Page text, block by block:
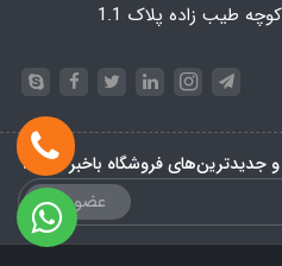
طیب زاده پلاک 1.1
جدیدترین‌های فروشگاه باخبر شوید:
عضویت